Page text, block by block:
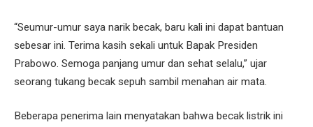
“Seumur-umur saya narik becak, baru kali ini dapat bantuan
sebesar ini. Terima kasih sekali untuk Bapak Presiden
Prabowo. Semoga panjang umur dan sehat selalu,” ujar
seorang tukang becak sepuh sambil menahan air mata.
Beberapa penerima lain menyatakan bahwa becak listrik ini